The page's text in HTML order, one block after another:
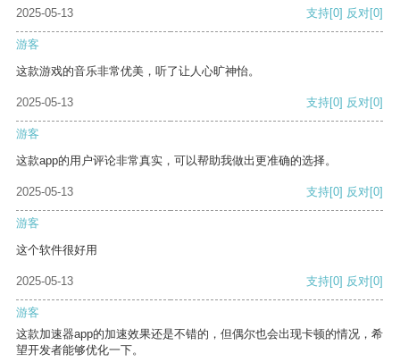
2025-05-13
支持[0] 反对[0]
游客
这款游戏的音乐非常优美，听了让人心旷神怡。
2025-05-13 支持[0] 反对[0]
游客
这款app的用户评论非常真实，可以帮助我做出更准确的选择。
2025-05-13 支持[0] 反对[0]
游客
这个软件很好用
2025-05-13 支持[0] 反对[0]
游客
这款加速器app的加速效果还是不错的，但偶尔也会出现卡顿的情况，希
望开发者能够优化一下。